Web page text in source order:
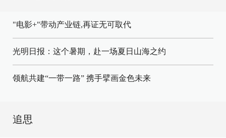
"电影+"带动产业链,再证无可取代
光明日报：这个暑期，赴一场夏日山海之约
领航共建“一带一路” 携手擘画金色未来
追思